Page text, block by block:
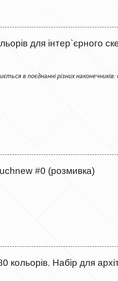
для інтер`єрного
в поєднанні різних
#0 (розмивка)
кольорів. Набір для